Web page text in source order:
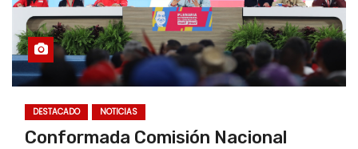
DESTACADO NOTICIAS
Conformada Comisión Nacional